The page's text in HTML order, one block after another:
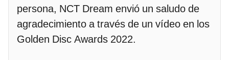
persona, NCT Dream envió un saludo de
agradecimiento a través de un vídeo en los
Golden Disc Awards 2022.